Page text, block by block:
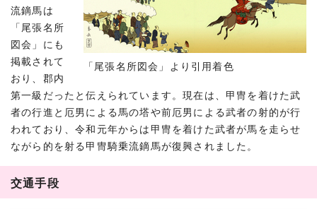
「尾張名所図会」より引用着色
流鏑馬は
「尾張名所
図会」にも
掲載されて
おり、郡内
第一級だったと伝えられています。現在は、甲冑を着けた武
者の行進と厄男による馬の塔や前厄男による武者の射的が行
われており、令和元年からは甲冑を着けた武者が馬を走らせ
ながら的を射る甲冑騎乗流鏑馬が復興されました。
交通手段